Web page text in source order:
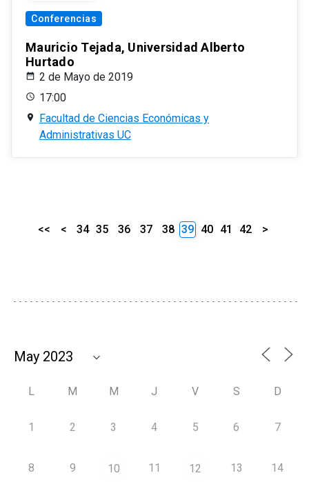
Conferencias
Mauricio Tejada, Universidad Alberto
Hurtado
2 de Mayo de 2019
17:00
Facultad de Ciencias Económicas y
Administrativas UC
<< < 34 35 36 37 38 39 40 41 42 >
L M M J V S D
1 2 3 4 5 6 7
8 9 10 11 12 13 14